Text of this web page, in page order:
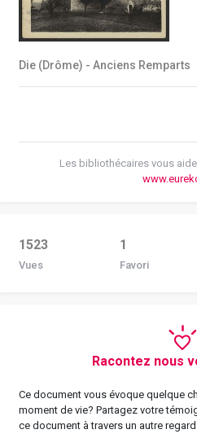
Die (Drôme) - Anciens Remparts
Les bibliothécaires vous
1523
Vues
1
Favori
Racontez nous
Ce document vous évoque quelque
moment de vie? Partagez votre
ce document à travers un autre